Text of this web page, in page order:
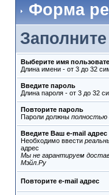
Форма
Выберите имя
Длина имени - от 3 до 32
Введите пароль
Длина пароля - от 3 до 32
Повторите пароль
Пароли должны полностью
Введите Ваш e-mail адрес
Необходимо ввести
адрес
Мы не гарантируем
Мэйл.Ру
Повторите e-mail адрес